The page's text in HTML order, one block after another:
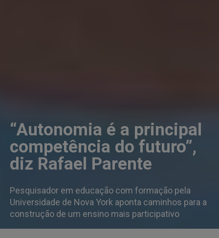
“Autonomia é a principal
competência do futuro”,
diz Rafael Parente
Pesquisador em educação com formação pela
Universidade de Nova York aponta caminhos para a
construção de um ensino mais participativo